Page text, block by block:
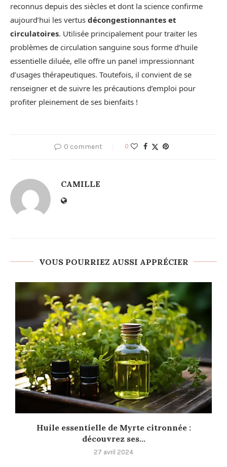
reconnus depuis des siècles et dont la science confirme
aujourd’hui les vertus décongestionnantes et
circulatoires. Utilisée principalement pour traiter les
problèmes de circulation sanguine sous forme d’huile
essentielle diluée, elle offre un panel impressionnant
d’usages thérapeutiques. Toutefois, il convient de se
renseigner et de suivre les précautions d’emploi pour
profiter pleinement de ses bienfaits !
0 comment 0
CAMILLE
VOUS POURRIEZ AUSSI APPRÉCIER
Huile essentielle de Myrte citronnée :
découvrez ses...
27 avril 2024